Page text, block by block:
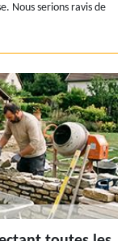
Nous serions ravis de